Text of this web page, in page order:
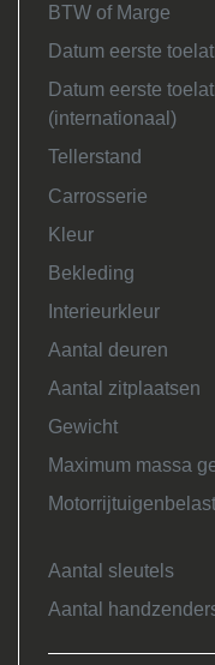
BTW of Marge
Datum eerste
Datum eerste
(internationaal)
Tellerstand
Carrosserie
Kleur
Bekleding
Interieurkleur
Aantal deuren
Aantal zitplaatsen
Gewicht
Maximum massa
Aantal sleutels
Aantal